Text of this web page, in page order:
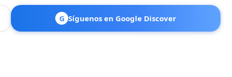
G Síguenos en Google Discover